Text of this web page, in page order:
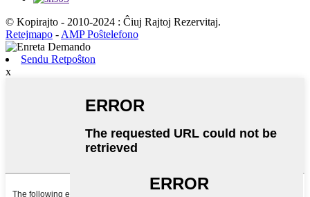
© Kopirajto - 2010-2024 : Ĉiuj Rajtoj Rezervitaj.
Retejmapo - AMP Poŝtelefono
Sendu Retpoŝton
x